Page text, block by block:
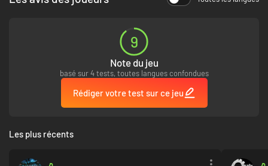
9
Note du jeu
basé sur 4 tests, toutes langues confondues
Rédiger votre test sur ce jeu
Les plus récents